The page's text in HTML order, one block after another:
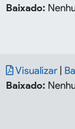
Baixado:
Visualizar
Baixado: